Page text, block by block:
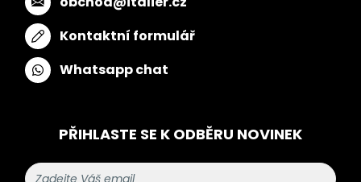
Kontaktní formulář
Whatsapp chat
PŘIHLASTE SE K ODBĚRU NOVINEK